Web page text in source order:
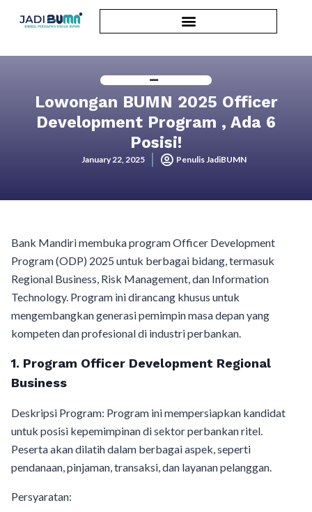
Lowongan BUMN 2025 Officer
Development Program , Ada 6
Posisi!
January 22, 2025 Penulis JadiBUMN
Bank Mandiri membuka program Officer Development
Program (ODP) 2025 untuk berbagai bidang, termasuk
Regional Business, Risk Management, dan Information
Technology. Program ini dirancang khusus untuk
mengembangkan generasi pemimpin masa depan yang
kompeten dan profesional di industri perbankan.
1. Program Officer Development Regional
Business
Deskripsi Program: Program ini mempersiapkan kandidat
untuk posisi kepemimpinan di sektor perbankan ritel.
Peserta akan dilatih dalam berbagai aspek, seperti
pendanaan, pinjaman, transaksi, dan layanan pelanggan.
Persyaratan: